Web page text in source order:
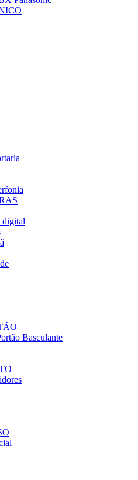
digital
Basculante